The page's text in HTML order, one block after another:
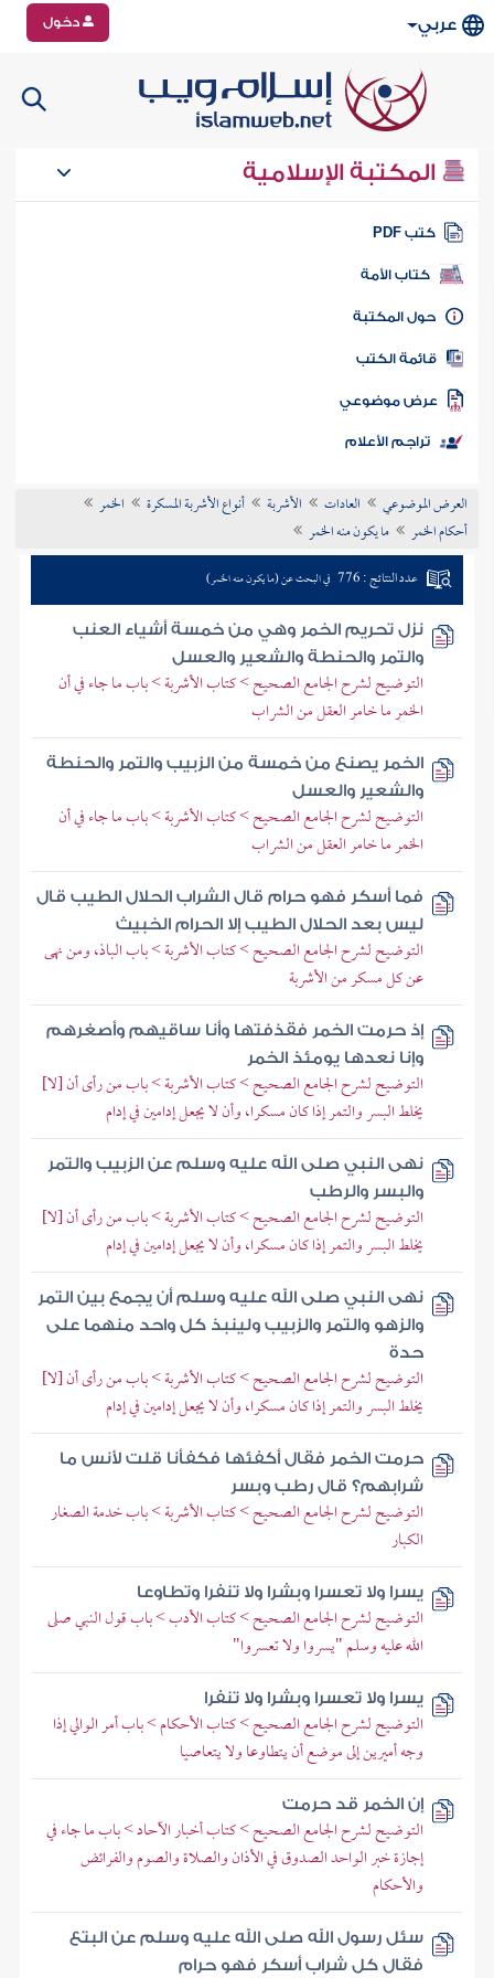
عربي دخول
المكتبة الإسلامية
كتب PDF
كتاب الأمة
المكتبة
الكتب
موضوعي
تراجم الأعلام
العرض الموضوعي العادات الأشربة أنواع الأشربة المسكرة
الخمر
أحكام الخمر
ما يكون منه الخمر
عدد النتائج : 776 في البحث عن (ما يكون منه الخمر)
نزل تحريم الخمر وهي من خمسة أشياء العنب
والتمر والحنطة والشعير والعسل
التوضيح لشرح الجامع الصحيح > كتاب الأشربة > باب ما جاء في أن
الخمر ما خامر العقل من الشراب
الخمر يصنع من خمسة من الزبيب والتمر والحنطة
والشعير والعسل
التوضيح لشرح الجامع الصحيح > كتاب الأشربة > باب ما جاء في أن
الخمر ما خامر العقل من الشراب
فما أسكر فهو حرام قال الشراب الحلال الطيب قال
ليس بعد الحلال الطيب إلا الحرام الخبيث
التوضيح لشرح الجامع الصحيح > كتاب الأشربة > باب الباذ، ومن نهى
عن كل مسكر من الأشربة
إذ حرمت الخمر فقذفتها وأنا ساقيهم وأصغرهم
وإنا نعدها يومئذ الخمر
التوضيح لشرح الجامع الصحيح > كتاب الأشربة > باب من رأى أن [لا]
يخلط البسر والتمر إذا كان مسكرا، وأن لا يجعل إدامين في إدام
نهى النبي صلى الله عليه وسلم عن الزبيب والتمر
والبسر والرطب
التوضيح لشرح الجامع الصحيح > كتاب الأشربة > باب من رأى أن [لا]
يخلط البسر والتمر إذا كان مسكرا، وأن لا يجعل إدامين في إدام
نهى النبي صلى الله عليه وسلم أن يجمع بين التمر
والزهو والتمر والزبيب ولينبذ كل واحد منهما على
حدة
التوضيح لشرح الجامع الصحيح > كتاب الأشربة > باب من رأى أن [لا]
يخلط البسر والتمر إذا كان مسكرا، وأن لا يجعل إدامين في إدام
حرمت الخمر فقال أكفئها فكفأنا قلت لأنس ما
شرابهم؟ قال رطب وبسر
التوضيح لشرح الجامع الصحيح > كتاب الأشربة > باب خدمة الصغار
الكبار
يسرا ولا تعسرا وبشرا ولا تنفرا وتطاوعا
التوضيح لشرح الجامع الصحيح > كتاب الأدب > باب قول النبي صلى
الله عليه وسلم "يسروا ولا تعسروا"
يسرا ولا تعسرا وبشرا ولا تنفرا
التوضيح لشرح الجامع الصحيح > كتاب الأحكام > باب أمر الوالي إذا
وجه أميرين إلى موضع أن يتطاوعا ولا يتعاصيا
إن الخمر قد حرمت
التوضيح لشرح الجامع الصحيح > كتاب أخبار الآحاد > باب ما جاء في
إجازة خبر الواحد الصدوق في الأذان والصلاة والصوم والفرائض
والأحكام
سئل رسول الله صلى الله عليه وسلم عن البتع
فقال كل شراب أسكر فهو حرام